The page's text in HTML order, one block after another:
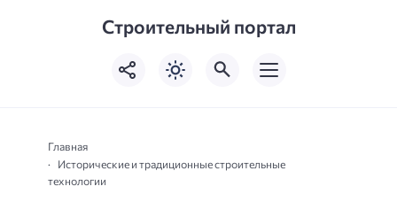
Строительный портал
Главная
Исторические и традиционные строительные
технологии